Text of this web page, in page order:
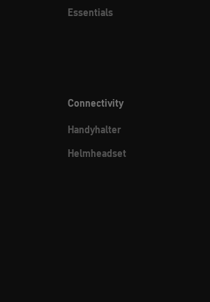
Essentials
Connectivity
Handyhalter
Helmheadset